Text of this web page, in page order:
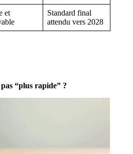
et
Standard final
attendu vers 2028
“plus rapide” ?